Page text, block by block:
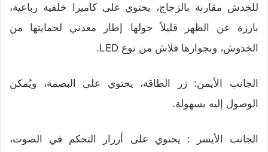
للخدش مقارنة بالزجاج، يحتوي على كاميرا خلفية رباعية،
بارزة عن الظهر قليلاً حولها إطار معدني لحمايتها من
الخدوش، وبجوارها فلاش من نوع LED.
الجانب الأيمن: زر الطاقة، يحتوي على البصمة، ويُمكن
الوصول إليه بسهولة.
الجانب الأيسر : يحتوي على أزرار التحكم في الصوت،